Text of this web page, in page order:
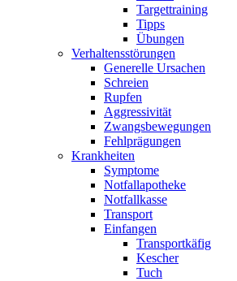
Targettraining
Tipps
Übungen
Verhaltensstörungen
Generelle Ursachen
Schreien
Rupfen
Aggressivität
Zwangsbewegungen
Fehlprägungen
Krankheiten
Symptome
Notfallapotheke
Notfallkasse
Transport
Einfangen
Transportkäfig
Kescher
Tuch